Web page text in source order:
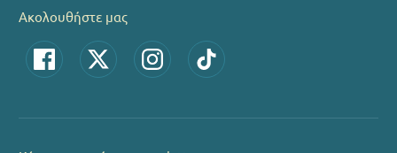
Ακολουθήστε μας